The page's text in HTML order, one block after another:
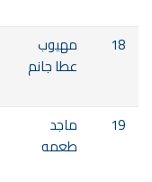
18
مهيوب
عطا جانم
19
ماجد
طعمه